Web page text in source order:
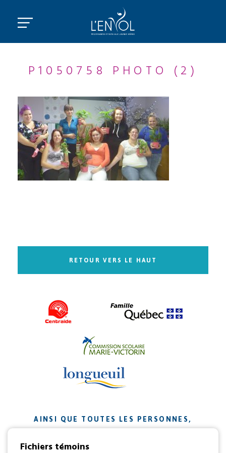
P1050758 PHOTO (2)
RETOUR VERS LE HAUT
AINSI QUE TOUTES LES PERSONNES,
ORGANISMES ET ENTREPRISES QUI ONT
CONTRIBUÉ À NOTRE MISSION.
Fichiers témoins